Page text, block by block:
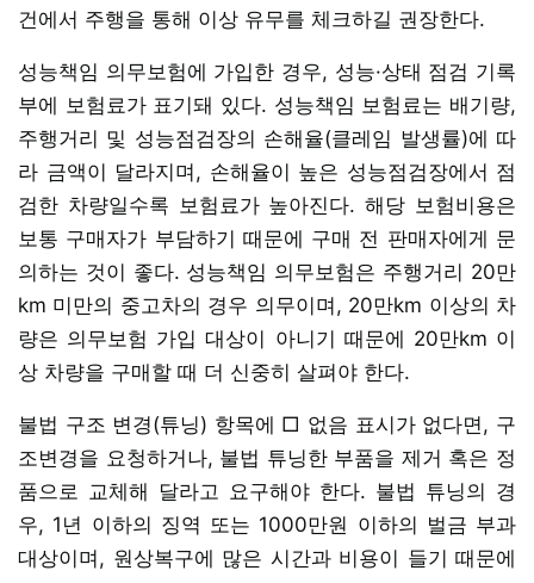
건에서 주행을 통해 이상 유무를 체크하길 권장한다.
성능책임 의무보험에 가입한 경우, 성능·상태 점검 기록
부에 보험료가 표기돼 있다. 성능책임 보험료는 배기량,
주행거리 및 성능점검장의 손해율(클레임 발생률)에 따
라 금액이 달라지며, 손해율이 높은 성능점검장에서 점
검한 차량일수록 보험료가 높아진다. 해당 보험비용은
보통 구매자가 부담하기 때문에 구매 전 판매자에게 문
의하는 것이 좋다. 성능책임 의무보험은 주행거리 20만
km 미만의 중고차의 경우 의무이며, 20만km 이상의 차
량은 의무보험 가입 대상이 아니기 때문에 20만km 이
상 차량을 구매할 때 더 신중히 살펴야 한다.
불법 구조 변경(튜닝) 항목에 □ 없음 표시가 없다면, 구
조변경을 요청하거나, 불법 튜닝한 부품을 제거 혹은 정
품으로 교체해 달라고 요구해야 한다. 불법 튜닝의 경
우, 1년 이하의 징역 또는 1000만원 이하의 벌금 부과
대상이며, 원상복구에 많은 시간과 비용이 들기 때문에